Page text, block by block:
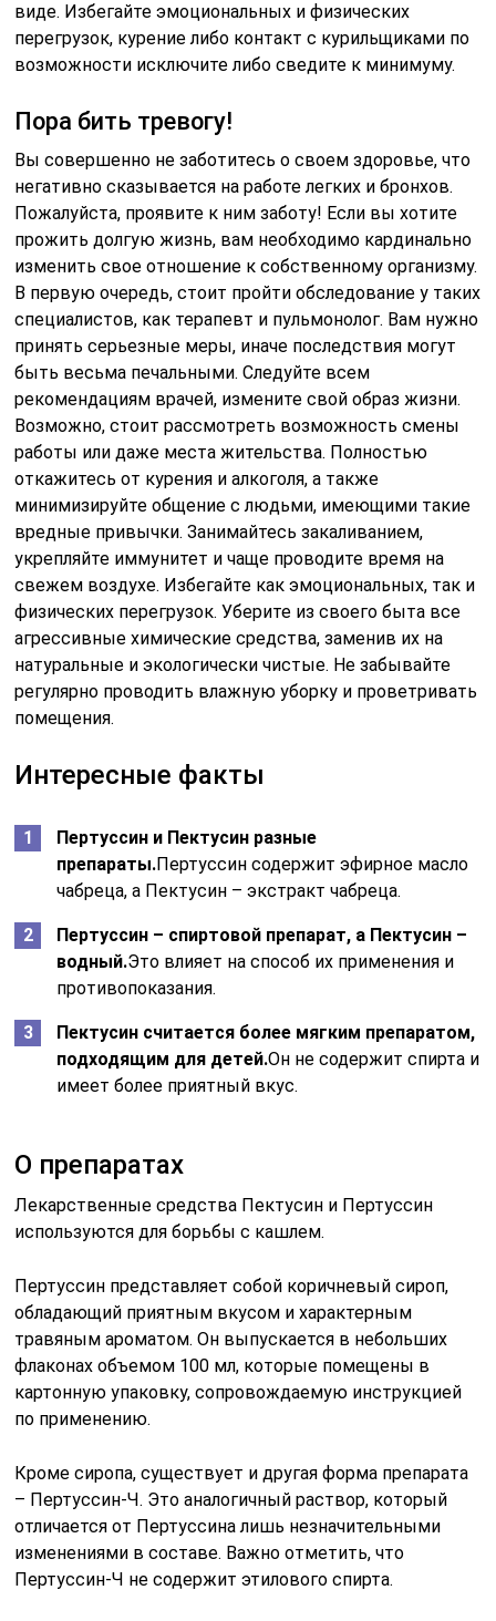
виде. Избегайте эмоциональных и физических
перегрузок, курение либо контакт с курильщиками по
возможности исключите либо сведите к минимуму.
Пора бить тревогу!
Вы совершенно не заботитесь о своем здоровье, что
негативно сказывается на работе легких и бронхов.
Пожалуйста, проявите к ним заботу! Если вы хотите
прожить долгую жизнь, вам необходимо кардинально
изменить свое отношение к собственному организму.
В первую очередь, стоит пройти обследование у таких
специалистов, как терапевт и пульмонолог. Вам нужно
принять серьезные меры, иначе последствия могут
быть весьма печальными. Следуйте всем
рекомендациям врачей, измените свой образ жизни.
Возможно, стоит рассмотреть возможность смены
работы или даже места жительства. Полностью
откажитесь от курения и алкоголя, а также
минимизируйте общение с людьми, имеющими такие
вредные привычки. Занимайтесь закаливанием,
укрепляйте иммунитет и чаще проводите время на
свежем воздухе. Избегайте как эмоциональных, так и
физических перегрузок. Уберите из своего быта все
агрессивные химические средства, заменив их на
натуральные и экологически чистые. Не забывайте
регулярно проводить влажную уборку и проветривать
помещения.
Интересные факты
Пертуссин и Пектусин разные
препараты.Пертуссин содержит эфирное масло
чабреца, а Пектусин – экстракт чабреца.
Пертуссин – спиртовой препарат, а Пектусин –
водный.Это влияет на способ их применения и
противопоказания.
Пектусин считается более мягким препаратом,
подходящим для детей.Он не содержит спирта и
имеет более приятный вкус.
О препаратах
Лекарственные средства Пектусин и Пертуссин
используются для борьбы с кашлем.
Пертуссин представляет собой коричневый сироп,
обладающий приятным вкусом и характерным
травяным ароматом. Он выпускается в небольших
флаконах объемом 100 мл, которые помещены в
картонную упаковку, сопровождаемую инструкцией
по применению.
Кроме сиропа, существует и другая форма препарата
– Пертуссин-Ч. Это аналогичный раствор, который
отличается от Пертуссина лишь незначительными
изменениями в составе. Важно отметить, что
Пертуссин-Ч не содержит этилового спирта.